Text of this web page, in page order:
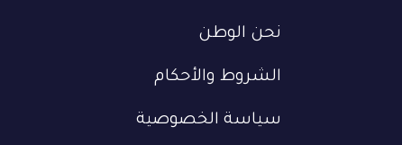
نحن الوطن
الشروط والأحكام
سياسة الخصوصية